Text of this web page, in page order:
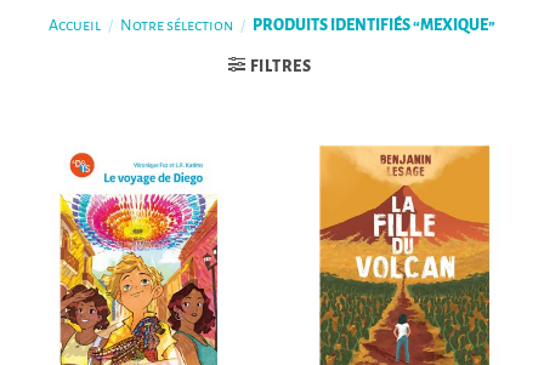
Accueil / Notre sélection / PRODUITS IDENTIFIÉS “MEXIQUE”
FILTRES